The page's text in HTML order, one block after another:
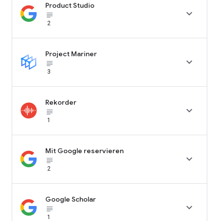
Product Studio
subject_black
2

Project Mariner
subject_black
3

Rekorder
subject_black
1

Mit Google reservieren
subject_black
2

Google Scholar
subject_black
1
